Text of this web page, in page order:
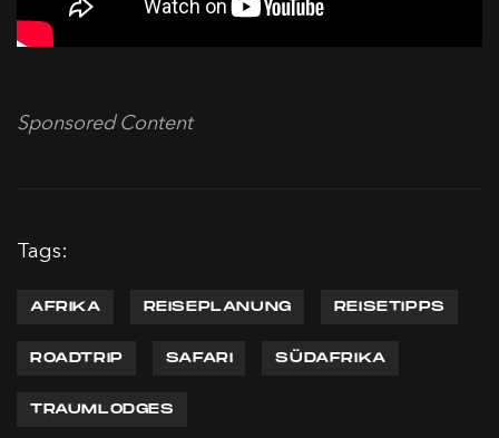
Sponsored Content
Tags:
AFRIKA REISEPLANUNG REISETIPPS
ROADTRIP SAFARI SÜDAFRIKA
TRAUMLODGES